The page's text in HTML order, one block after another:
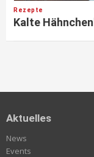
Rezepte
Kalte
Aktuelles
News
Events